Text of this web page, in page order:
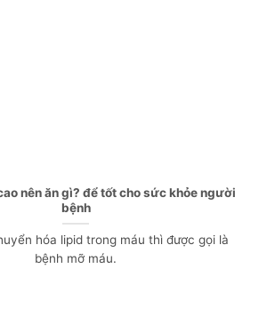
nên ăn gì? để tốt cho sức khỏe người
bệnh
hóa lipid trong máu thì được gọi là
bệnh mỡ máu.